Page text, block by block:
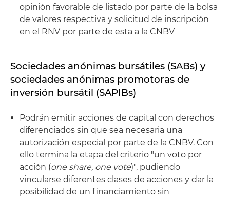
opinión favorable de listado por parte de la bolsa
de valores respectiva y solicitud de inscripción
en el RNV por parte de esta a la CNBV
Sociedades anónimas bursátiles (SABs) y
sociedades anónimas promotoras de
inversión bursátil (SAPIBs)
Podrán emitir acciones de capital con derechos
diferenciados sin que sea necesaria una
autorización especial por parte de la CNBV. Con
ello termina la etapa del criterio "un voto por
acción (one share, one vote)", pudiendo
vincularse diferentes clases de acciones y dar la
posibilidad de un financiamiento sin